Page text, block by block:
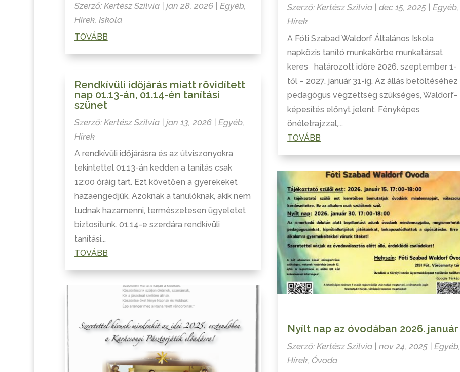
Szerző: Kertész Szilvia| jan 28, 2026| Egyéb,
Hírek, Iskola
TOVÁBB
Rendkívüli időjárás miatt rövidített
nap 01.13-án, 01.14-én tanítási
szünet
Szerző: Kertész Szilvia| jan 13, 2026| Egyéb,
Hírek
A rendkívüli időjárásra és az útviszonyokra
tekintettel 01.13-án kedden a tanítás csak
12:00 óráig tart. Ezt követően a gyerekeket
hazaengedjük. Azoknak a tanulóknak, akik nem
tudnak hazamenni, természetesen ügyeletet
biztosítunk. 01.14-e szerdára rendkívüli
tanítási...
TOVÁBB
Szerző:Kertész Szilvia |dec 15, 2025 |Egyéb,
Hírek
A Fóti Szabad Waldorf Általános Iskola
napközis tanító munkakörbe munkatársat
keres határozott időre 2026. szeptember 1-
től – 2027. január 31-ig. Az állás betöltéséhez
pedagógus végzettség szükséges, Waldorf-
képesítés előnyt jelent. Fényképes
önéletrajzzal,...
TOVÁBB
Nyílt nap az óvodában 2026. január
Szerző:Kertész Szilvia |nov 24, 2025 |Egyéb,
Hírek, Óvoda